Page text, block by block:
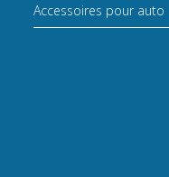
Accessoires pour auto